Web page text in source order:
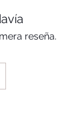
borosilicate,
phytosteryl/
tocopheryl
reseña.